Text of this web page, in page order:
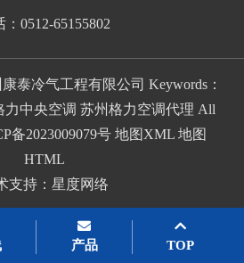
：0512-65155802
泰冷气工程有限公司 Keywords：
力中央空调 苏州格力空调代理 All
备2023009079号 地图XML 地图
HTML
支持： 星度网络
产品 TOP